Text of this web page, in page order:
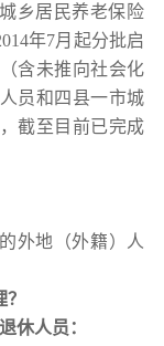
乡居民养老保险
年7月起分批启
含未推向社会化
员和四县一市城
截至目前已完成
外地（外籍）人
休人员 ：